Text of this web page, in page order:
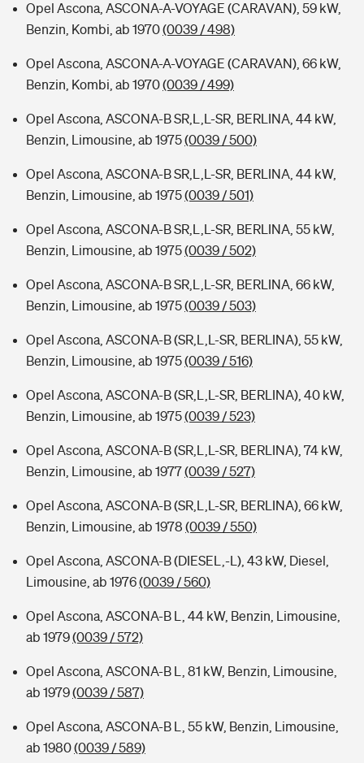
Opel Ascona, ASCONA-A-VOYAGE (CARAVAN), 59 kW,
Benzin, Kombi, ab 1970(0039 / 498)
Opel Ascona, ASCONA-A-VOYAGE (CARAVAN), 66 kW,
Benzin, Kombi, ab 1970(0039 / 499)
Opel Ascona, ASCONA-B SR,L,L-SR, BERLINA, 44 kW,
Benzin, Limousine, ab 1975(0039 / 500)
Opel Ascona, ASCONA-B SR,L,L-SR, BERLINA, 44 kW,
Benzin, Limousine, ab 1975(0039 / 501)
Opel Ascona, ASCONA-B SR,L,L-SR, BERLINA, 55 kW,
Benzin, Limousine, ab 1975(0039 / 502)
Opel Ascona, ASCONA-B SR,L,L-SR, BERLINA, 66 kW,
Benzin, Limousine, ab 1975(0039 / 503)
Opel Ascona, ASCONA-B (SR,L,L-SR, BERLINA), 55 kW,
Benzin, Limousine, ab 1975(0039 / 516)
Opel Ascona, ASCONA-B (SR,L,L-SR, BERLINA), 40 kW,
Benzin, Limousine, ab 1975(0039 / 523)
Opel Ascona, ASCONA-B (SR,L,L-SR, BERLINA), 74 kW,
Benzin, Limousine, ab 1977(0039 / 527)
Opel Ascona, ASCONA-B (SR,L,L-SR, BERLINA), 66 kW,
Benzin, Limousine, ab 1978 (0039 / 550)
Opel Ascona, ASCONA-B (DIESEL,-L), 43 kW, Diesel,
Limousine, ab 1976(0039 / 560)
Opel Ascona, ASCONA-B L, 44 kW, Benzin, Limousine,
ab 1979(0039 / 572)
Opel Ascona, ASCONA-B L, 81 kW, Benzin, Limousine,
ab 1979(0039 / 587)
Opel Ascona, ASCONA-B L, 55 kW, Benzin, Limousine,
ab 1980(0039 / 589)